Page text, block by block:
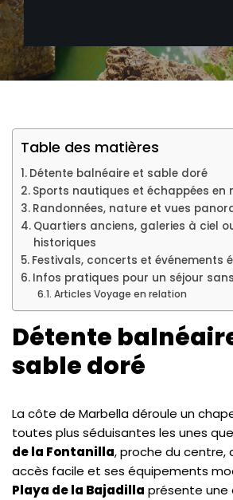
Table des matières
Détente balnéaire et sable doré
Sports nautiques et échappées en
Randonnées, nature et vues
Quartiers anciens, galeries à ciel
historiques
Festivals, concerts et événements
Infos pratiques pour un séjour
Articles Voyage en relation
Détente
sable doré
La côte de Marbella déroule un
toutes plus séduisantes les unes
de la Fontanilla, proche du centre,
accès facile et ses équipements
Playa de la Bajadilla présente une